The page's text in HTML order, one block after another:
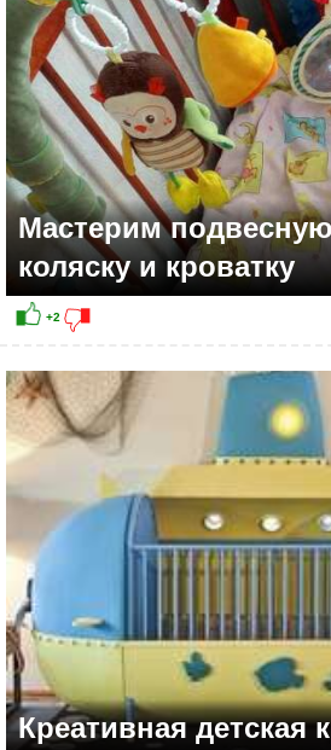
+3
Мастерим
коляску и кроватку
Креативная детская